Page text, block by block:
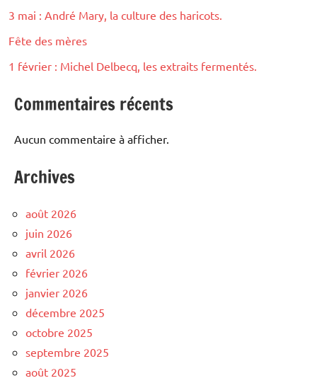
3 mai : André Mary, la culture des haricots.
Fête des mères
1 février : Michel Delbecq, les extraits fermentés.
Commentaires récents
Aucun commentaire à afficher.
Archives
août 2026
juin 2026
avril 2026
février 2026
janvier 2026
décembre 2025
octobre 2025
septembre 2025
août 2025